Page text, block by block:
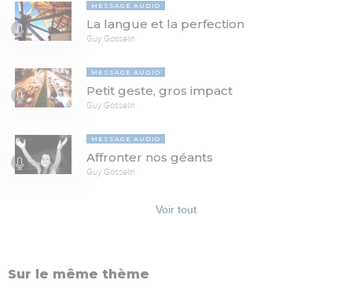
MESSAGE AUDIO
La langue et la perfection
Guy Gosselin
MESSAGE AUDIO
Petit geste, gros impact
Guy Gosselin
MESSAGE AUDIO
Affronter nos géants
Guy Gosselin
Voir tout
Sur le même thème